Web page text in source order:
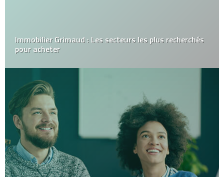
Immobilier Grimaud : Les secteurs les plus recherchés
pour acheter